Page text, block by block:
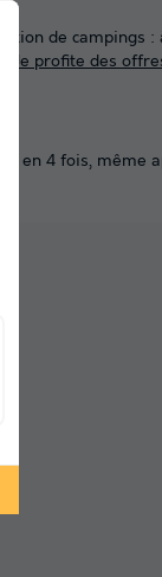
de campings
Je profite des
en 4 fois, même